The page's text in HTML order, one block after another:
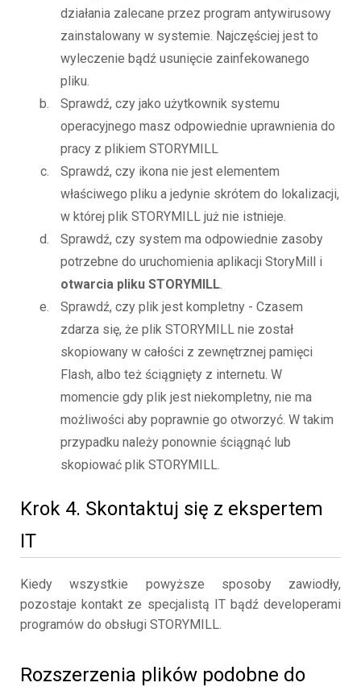
działania zalecane przez program antywirusowy
zainstalowany w systemie. Najczęściej jest to
wyleczenie bądź usunięcie zainfekowanego
pliku.
Sprawdź, czy jako użytkownik systemu
operacyjnego masz odpowiednie uprawnienia do
pracy z plikiem STORYMILL
Sprawdź, czy ikona nie jest elementem
właściwego pliku a jedynie skrótem do lokalizacji,
w której plik STORYMILL już nie istnieje.
Sprawdź, czy system ma odpowiednie zasoby
potrzebne do uruchomienia aplikacji StoryMill i
otwarcia pliku STORYMILL.
Sprawdź, czy plik jest kompletny - Czasem
zdarza się, że plik STORYMILL nie został
skopiowany w całości z zewnętrznej pamięci
Flash, albo też ściągnięty z internetu. W
momencie gdy plik jest niekompletny, nie ma
możliwości aby poprawnie go otworzyć. W takim
przypadku należy ponownie ściągnąć lub
skopiować plik STORYMILL.
Krok 4. Skontaktuj się z ekspertem
IT
Kiedy wszystkie powyższe sposoby zawiodły,
pozostaje kontakt ze specjalistą IT bądź developerami
programów do obsługi STORYMILL.
Rozszerzenia plików podobne do